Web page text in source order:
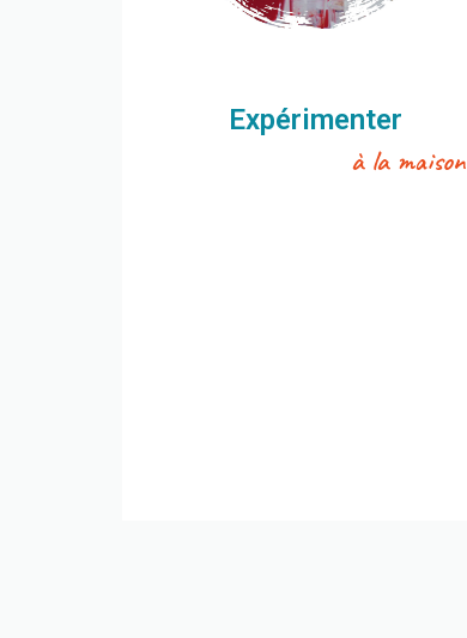
Expérimenter
à la maison